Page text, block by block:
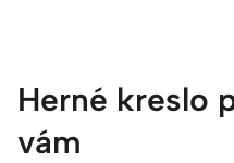
Herné kreslo
vám